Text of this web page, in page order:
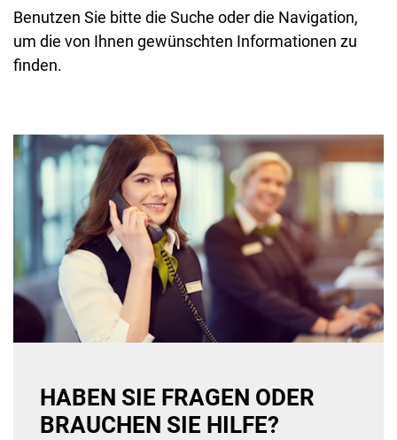
Benutzen Sie bitte die Suche oder die Navigation,
um die von Ihnen gewünschten Informationen zu
finden.
HABEN SIE FRAGEN ODER
BRAUCHEN SIE HILFE?